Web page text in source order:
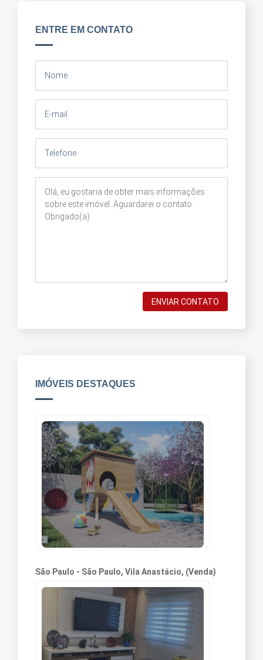
ENTRE EM CONTATO
ENVIAR CONTATO
IMÓVEIS DESTAQUES
São Paulo - São Paulo, Vila Anastácio, (Venda)